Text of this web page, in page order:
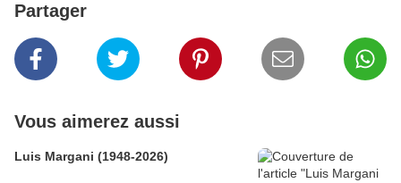
Partager
Vous aimerez aussi
Luis Margani (1948-2026)